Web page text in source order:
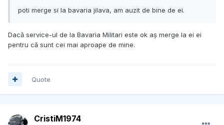
poti merge si la bavaria jilava, am auzit de bine de ei.
Dacă service-ul de la Bavaria Militari este ok aș merge la ei ei
pentru că sunt cei mai aproape de mine.
Quote
CristiM1974